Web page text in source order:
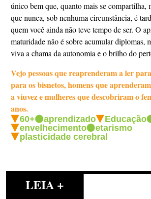
60+ aprendizado Educação
envelhecimento
etarismo
plasticidade cerebral
único bem que, quanto mais se compartilha,
que nunca, sob nenhuma circunstância, é
quem você ainda não teve tempo de ser. O
maturidade não é sobre acumular diplomas,
viva a chama da autonomia e o brilho do
Vejo pessoas que reaprenderam a ler
para os bisnetos, homens que
a viuvez e mulheres que descobriram o
anos.
LEIA +